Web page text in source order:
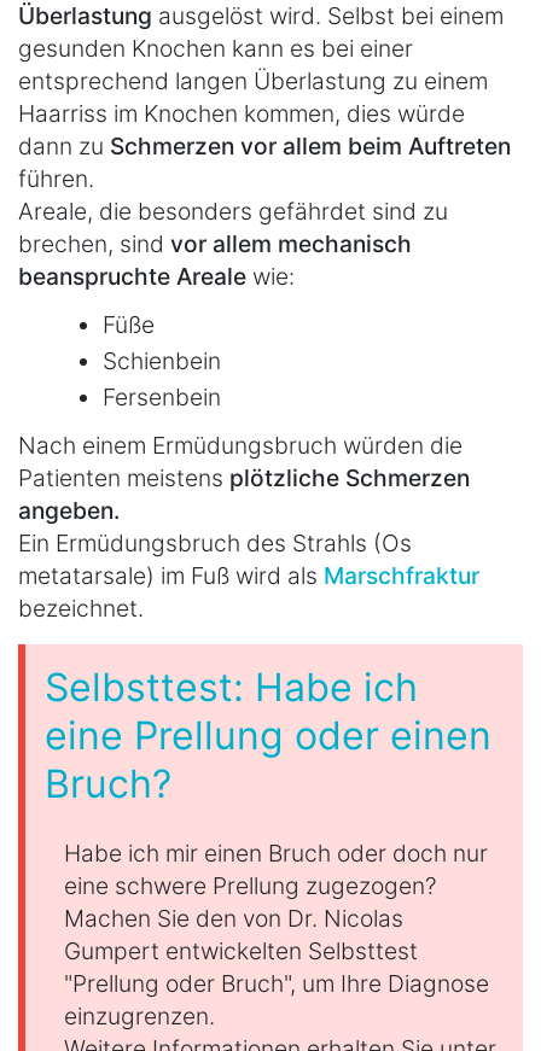
Überlastung ausgelöst wird. Selbst bei einem
gesunden Knochen kann es bei einer
entsprechend langen Überlastung zu einem
Haarriss im Knochen kommen, dies würde
dann zu Schmerzen vor allem beim Auftreten
führen.
Areale, die besonders gefährdet sind zu
brechen, sind vor allem mechanisch
beanspruchte Areale wie:
Füße
Schienbein
Fersenbein
Nach einem Ermüdungsbruch würden die
Patienten meistens plötzliche Schmerzen
angeben.
Ein Ermüdungsbruch des Strahls (Os
metatarsale) im Fuß wird als Marschfraktur
bezeichnet.
Selbsttest: Habe ich
eine Prellung oder einen
Bruch?
Habe ich mir einen Bruch oder doch nur
eine schwere Prellung zugezogen?
Machen Sie den von Dr. Nicolas
Gumpert entwickelten Selbsttest
"Prellung oder Bruch", um Ihre Diagnose
einzugrenzen.